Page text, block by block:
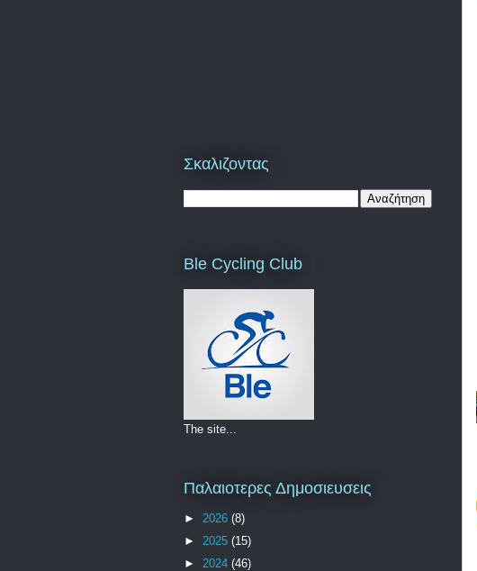
Σκαλιζοντας
Ble Cycling Club
The site...
Παλαιοτερες Δημοσιευσεις
► 2026 (8)
► 2025 (15)
► 2024 (46)